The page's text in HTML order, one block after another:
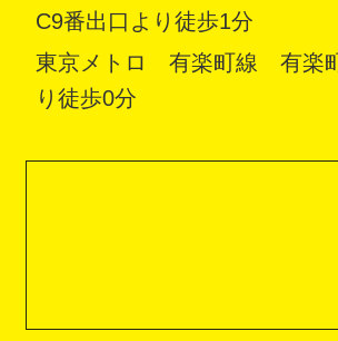
C9番出口より徒歩1分
東京メトロ 有楽町線 有楽
り徒歩0分